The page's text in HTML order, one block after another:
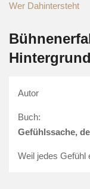
Wer Dahintersteht
Autor
Buch:
Gefühlssache,
Weil jedes Gefühl